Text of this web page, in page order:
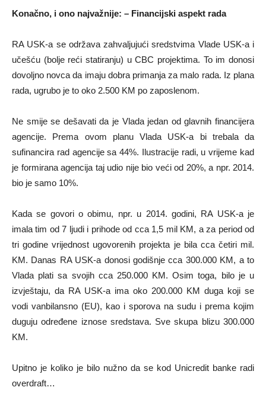
Konačno, i ono najvažnije: – Financijski aspekt rada
RA USK-a se održava zahvaljujući sredstvima Vlade USK-a i
učešću (bolje reći statiranju) u CBC projektima. To im donosi
dovoljno novca da imaju dobra primanja za malo rada. Iz plana
rada, ugrubo je to oko 2.500 KM po zaposlenom.
Ne smije se dešavati da je Vlada jedan od glavnih financijera
agencije. Prema ovom planu Vlada USK-a bi trebala da
sufinancira rad agencije sa 44%. Ilustracije radi, u vrijeme kad
je formirana agencija taj udio nije bio veći od 20%, a npr. 2014.
bio je samo 10%.
Kada se govori o obimu, npr. u 2014. godini, RA USK-a je
imala tim od 7 ljudi i prihode od cca 1,5 mil KM, a za period od
tri godine vrijednost ugovorenih projekta je bila cca četiri mil.
KM. Danas RA USK-a donosi godišnje cca 300.000 KM, a to
Vlada plati sa svojih cca 250.000 KM. Osim toga, bilo je u
izvještaju, da RA USK-a ima oko 200.000 KM duga koji se
vodi vanbilansno (EU), kao i sporova na sudu i prema kojim
duguju određene iznose sredstava. Sve skupa blizu 300.000
KM.
Upitno je koliko je bilo nužno da se kod Unicredit banke radi
overdraft…